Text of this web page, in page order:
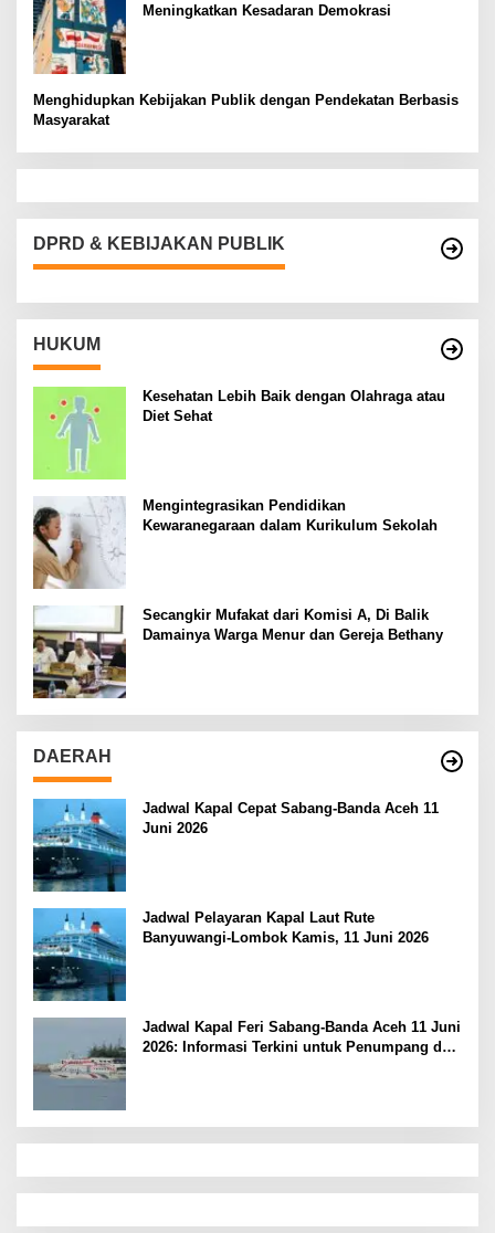
Meningkatkan Kesadaran Demokrasi
Menghidupkan Kebijakan Publik dengan Pendekatan Berbasis
Masyarakat
DPRD & KEBIJAKAN PUBLIK
HUKUM
Kesehatan Lebih Baik dengan Olahraga atau
Diet Sehat
Mengintegrasikan Pendidikan
Kewaranegaraan dalam Kurikulum Sekolah
Secangkir Mufakat dari Komisi A, Di Balik
Damainya Warga Menur dan Gereja Bethany
DAERAH
Jadwal Kapal Cepat Sabang-Banda Aceh 11
Juni 2026
Jadwal Pelayaran Kapal Laut Rute
Banyuwangi-Lombok Kamis, 11 Juni 2026
Jadwal Kapal Feri Sabang-Banda Aceh 11 Juni
2026: Informasi Terkini untuk Penumpang dan